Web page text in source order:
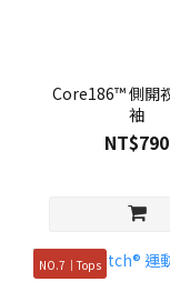
Core186™ 側開
袖
NT$790
NO.7｜Tops